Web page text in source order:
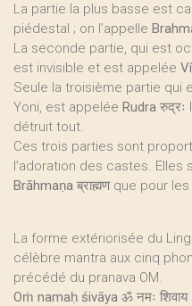
La partie la plus basse est
piédestal ; on l’appelle
La seconde partie, qui est
est invisible et est appelée
Seule la troisième partie qui
Yoni, est appelée Rudra
détruit tout.
Ces trois parties sont
l’adoration des castes.
Brāhmaṇa ब्राह्मण que pour les
La forme extériorisée du
célèbre mantra aux cinq
précédé du pranava OM.
Oṁ namaḥ śivāya ॐ नमः